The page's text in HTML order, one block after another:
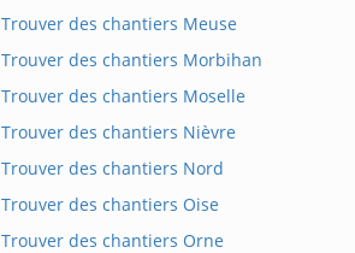
Trouver des chantiers Meuse
Trouver des chantiers Morbihan
Trouver des chantiers Moselle
Trouver des chantiers Nièvre
Trouver des chantiers Nord
Trouver des chantiers Oise
Trouver des chantiers Orne